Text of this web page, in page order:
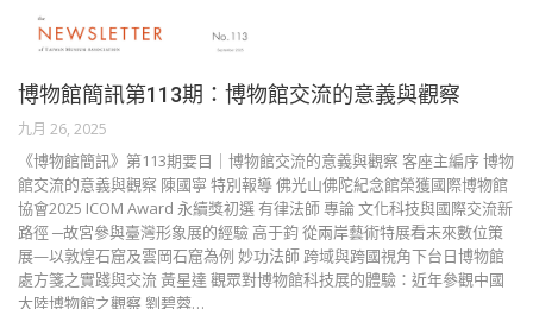
博物館簡訊第113期：博物館交流的意義與觀察
九月 26, 2025
《博物館簡訊》第113期要目｜博物館交流的意義與觀察 客座主編序 博物
館交流的意義與觀察 陳國寧 特別報導 佛光山佛陀紀念館榮獲國際博物館
協會2025 ICOM Award 永續獎初選 有律法師 專論 文化科技與國際交流新
路徑 ─故宮參與臺灣形象展的經驗 高于鈞 從兩岸藝術特展看未來數位策
展—以敦煌石窟及雲岡石窟為例 妙功法師 跨域與跨國視角下台日博物館
處方箋之實踐與交流 黃星達 觀眾對博物館科技展的體驗：近年參觀中國
大陸博物館之觀察 劉碧蓉…